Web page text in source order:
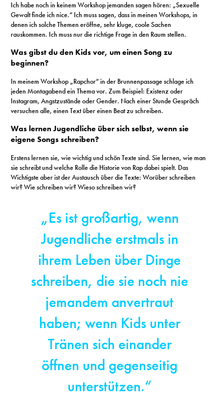
Ich habe noch in keinem Workshop jemanden sagen hören: „Sexuelle
Gewalt finde ich nice.“ Ich muss sagen, dass in meinen Workshops, in
denen ich solche Themen eröffne, sehr kluge, coole Sachen
rauskommen. Ich muss nur die richtige Frage in den Raum stellen.
Was gibst du den Kids vor, um einen Song zu
beginnen?
In meinem Workshop „Rapchor“ in der Brunnenpassage schlage ich
jeden Montagabend ein Thema vor. Zum Beispiel: Existenz oder
Instagram, Angstzustände oder Gender. Nach einer Stunde Gespräch
versuchen alle, einen Text über einen Beat zu schreiben.
Was lernen Jugendliche über sich selbst, wenn sie
eigene Songs schreiben?
Erstens lernen sie, wie wichtig und schön Texte sind. Sie lernen, wie man
sie schreibt und welche Rolle die Historie von Rap dabei spielt. Das
Wichtigste aber ist der Austausch über die Texte: Worüber schreiben
wir? Wie schreiben wir? Wieso schreiben wir?
„Es ist großartig, wenn
Jugendliche erstmals in
ihrem Leben über Dinge
schreiben, die sie noch nie
jemandem anvertraut
haben; wenn Kids unter
Tränen sich einander
öffnen und gegenseitig
unterstützen.“